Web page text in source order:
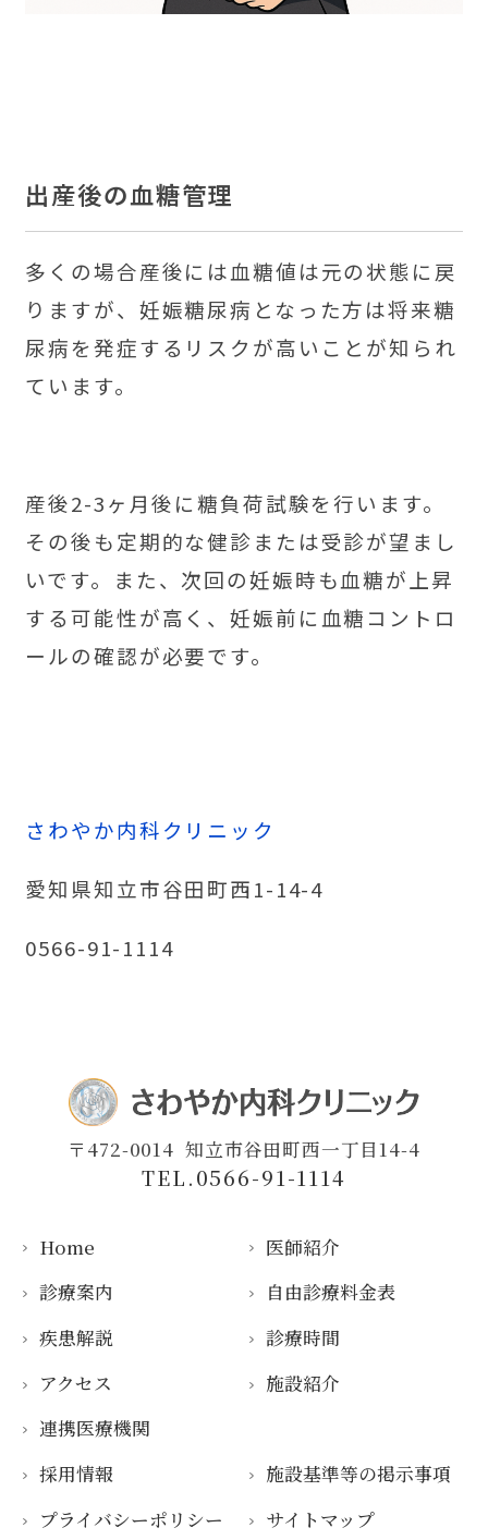
出産後の血糖管理
多くの場合産後には血糖値は元の状態に戻
りますが、妊娠糖尿病となった方は将来糖
尿病を発症するリスクが高いことが知られ
ています。
産後2-3ヶ月後に糖負荷試験を行います。
その後も定期的な健診または受診が望まし
いです。また、次回の妊娠時も血糖が上昇
する可能性が高く、妊娠前に血糖コントロ
ールの確認が必要です。
さわやか内科クリニック
愛知県知立市谷田町西1-14-4
0566-91-1114
〒472-0014 知立市谷田町西一丁目14-4
TEL.0566-91-1114
Home
医師紹介
診療案内
自由診療料金表
疾患解説
診療時間
アクセス
施設紹介
連携医療機関
採用情報
施設基準等の掲示事項
プライバシーポリシー
サイトマップ